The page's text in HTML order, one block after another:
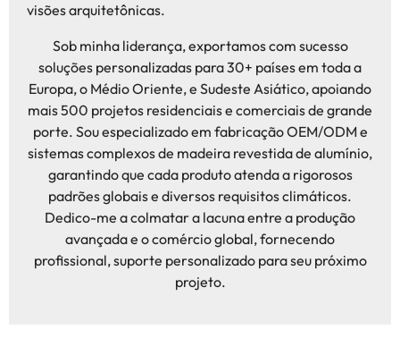
visões arquitetônicas.
Sob minha liderança, exportamos com sucesso
soluções personalizadas para 30+ países em toda a
Europa, o Médio Oriente, e Sudeste Asiático, apoiando
mais 500 projetos residenciais e comerciais de grande
porte. Sou especializado em fabricação OEM/ODM e
sistemas complexos de madeira revestida de alumínio,
garantindo que cada produto atenda a rigorosos
padrões globais e diversos requisitos climáticos.
Dedico-me a colmatar a lacuna entre a produção
avançada e o comércio global, fornecendo
profissional, suporte personalizado para seu próximo
projeto.